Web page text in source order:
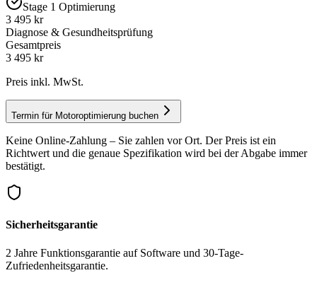
Stage 1 Optimierung
3 495 kr
Diagnose & Gesundheitsprüfung
Gesamtpreis
3 495 kr
Preis inkl. MwSt.
Termin für Motoroptimierung buchen
Keine Online-Zahlung – Sie zahlen vor Ort. Der Preis ist ein
Richtwert und die genaue Spezifikation wird bei der Abgabe immer
bestätigt.
Sicherheitsgarantie
2 Jahre Funktionsgarantie auf Software und 30-Tage-
Zufriedenheitsgarantie.